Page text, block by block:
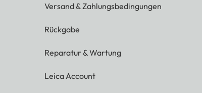
Versand & Zahlungsbedingungen
Rückgabe
Reparatur & Wartung
Leica Account